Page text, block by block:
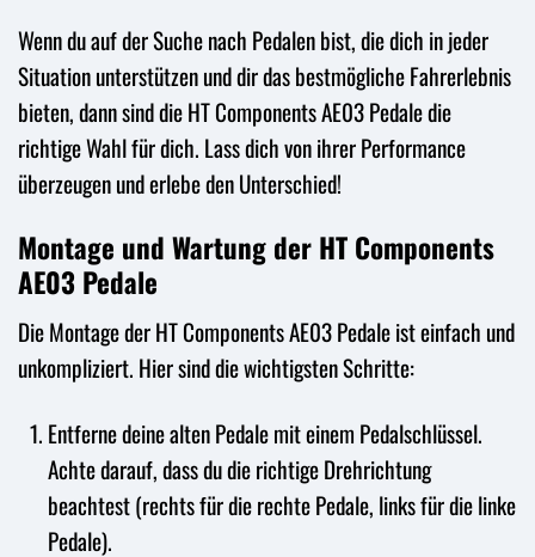
Wenn du auf der Suche nach Pedalen bist, die dich in jeder
Situation unterstützen und dir das bestmögliche Fahrerlebnis
bieten, dann sind die HT Components AE03 Pedale die
richtige Wahl für dich. Lass dich von ihrer Performance
überzeugen und erlebe den Unterschied!
Montage und Wartung der HT Components
AE03 Pedale
Die Montage der HT Components AE03 Pedale ist einfach und
unkompliziert. Hier sind die wichtigsten Schritte:
Entferne deine alten Pedale mit einem Pedalschlüssel.
Achte darauf, dass du die richtige Drehrichtung
beachtest (rechts für die rechte Pedale, links für die linke
Pedale).